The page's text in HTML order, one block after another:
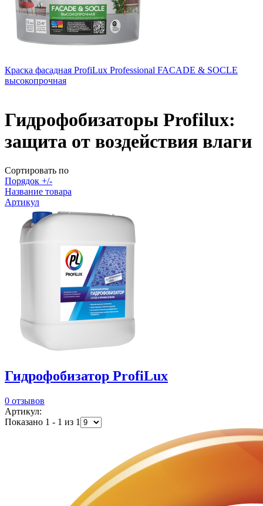
Краска фасадная ProfiLux Professional FACADE & SOCLE
высокопрочная
Гидрофобизаторы Profilux:
защита от воздействия влаги
Сортировать по
Порядок +/-
Название товара
Артикул
Гидрофобизатор ProfiLux
0 отзывов
Артикул:
Показано 1 - 1 из 1